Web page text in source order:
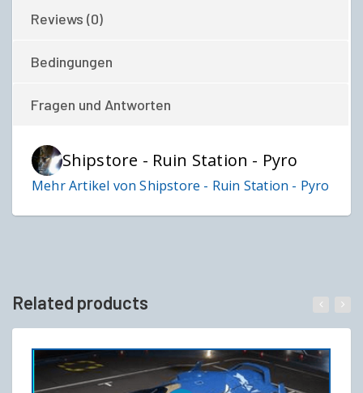
Reviews (0)
Bedingungen
Fragen und Antworten
Shipstore - Ruin Station - Pyro
Mehr Artikel von Shipstore - Ruin Station - Pyro
Related products